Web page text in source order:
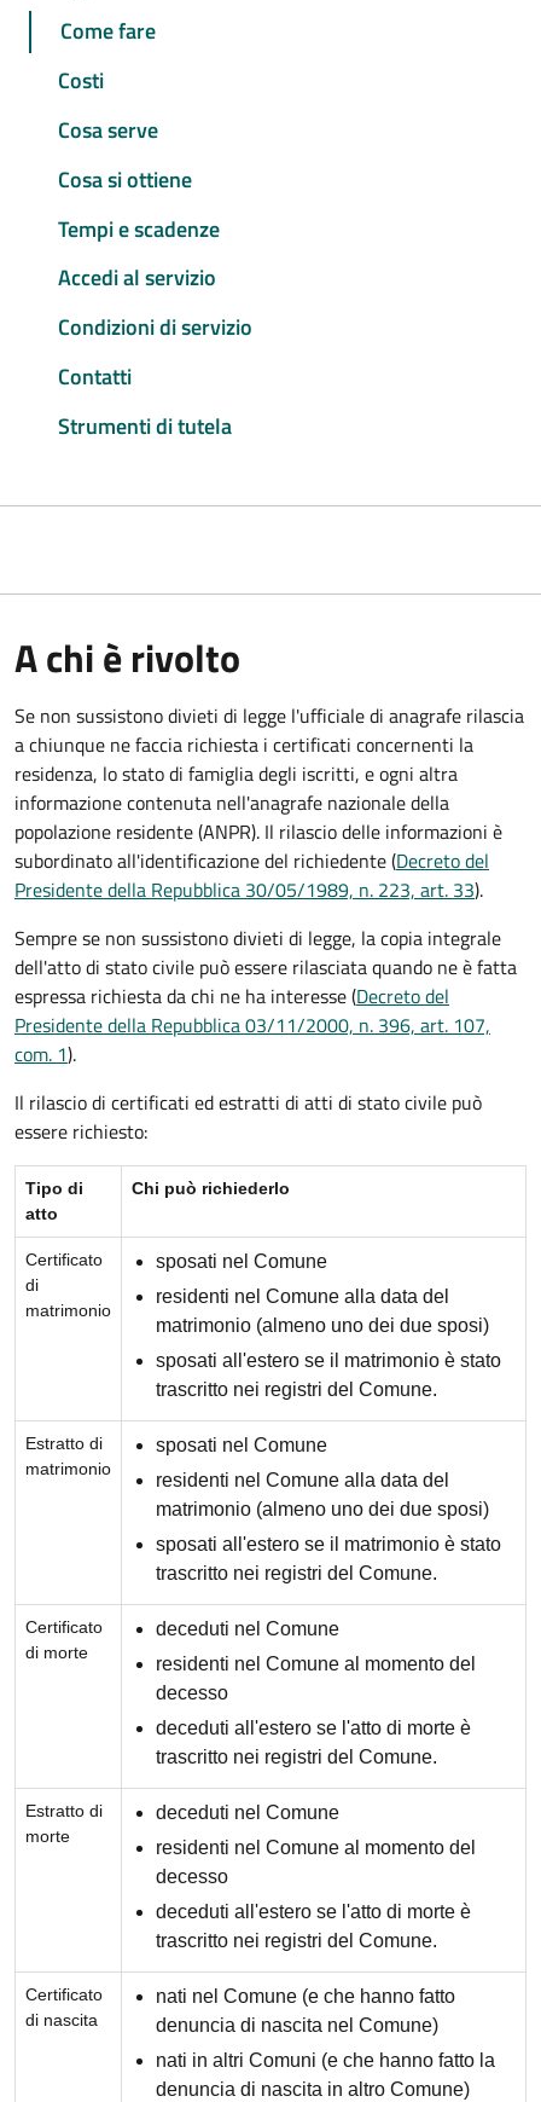
Come fare
Costi
Cosa serve
Cosa si ottiene
Tempi e scadenze
Accedi al servizio
Condizioni di servizio
Contatti
Strumenti di tutela
A chi è rivolto
Se non sussistono divieti di legge l'ufficiale di anagrafe rilascia
a chiunque ne faccia richiesta i certificati concernenti la
residenza, lo stato di famiglia degli iscritti, e ogni altra
informazione contenuta nell'anagrafe nazionale della
popolazione residente (ANPR). Il rilascio delle informazioni è
subordinato all'identificazione del richiedente (Decreto del
Presidente della Repubblica 30/05/1989, n. 223, art. 33).
Sempre se non sussistono divieti di legge, la copia integrale
dell'atto di stato civile può essere rilasciata quando ne è fatta
espressa richiesta da chi ne ha interesse (Decreto del
Presidente della Repubblica 03/11/2000, n. 396, art. 107,
com. 1).
Il rilascio di certificati ed estratti di atti di stato civile può
essere richiesto:
Tipo di
atto
Chi può richiederlo
Certificato
di
matrimonio
sposati nel Comune
residenti nel Comune alla data del
matrimonio (almeno uno dei due sposi)
sposati all'estero se il matrimonio è stato
trascritto nei registri del Comune.
Estratto di
matrimonio
sposati nel Comune
residenti nel Comune alla data del
matrimonio (almeno uno dei due sposi)
sposati all'estero se il matrimonio è stato
trascritto nei registri del Comune.
Certificato
di morte
deceduti nel Comune
residenti nel Comune al momento del
decesso
deceduti all'estero se l'atto di morte è
trascritto nei registri del Comune.
Estratto di
morte
deceduti nel Comune
residenti nel Comune al momento del
decesso
deceduti all'estero se l'atto di morte è
trascritto nei registri del Comune.
Certificato
di nascita
nati nel Comune (e che hanno fatto
denuncia di nascita nel Comune)
nati in altri Comuni (e che hanno fatto la
denuncia di nascita in altro Comune)